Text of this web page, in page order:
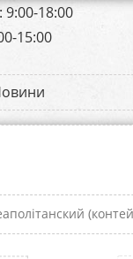
9:00-18:00
15:00